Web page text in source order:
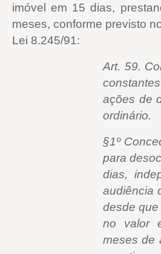
imóvel em 15 dias,
meses, conforme previsto
Lei 8.245/91:
Art. 59.
ações de
ordinário.
§1º
para
dias,
audiência
desde
no valor
meses de